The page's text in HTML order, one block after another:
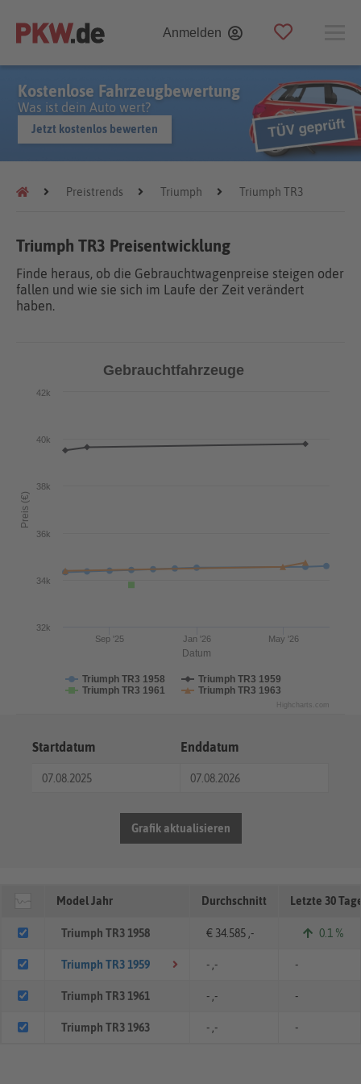
Anmelden
Kostenlose Fahrzeugbewertung
Was ist dein Auto wert?
Jetzt kostenlos bewerten
Preistrends Triumph Triumph TR3
Triumph TR3 Preisentwicklung
Finde heraus, ob die Gebrauchtwagenpreise steigen oder
fallen und wie sie sich im Laufe der Zeit verändert
haben.
Datum
Preis (€)
Gebrauchtfahrzeuge
Triumph TR3 1958
Triumph TR3 1959
Triumph TR3 1961
Triumph TR3 1963
Jan '26
Sep '25 May '26
34k
36k
38k
40k
42k
32k
Highcharts.com
Startdatum Enddatum
Grafik aktualisieren
Model Jahr Durchschnitt Letzte 30
Triumph TR3 1958 € 34.585 ,- 0.1 %
Triumph TR3 1959 - ,- -
Triumph TR3 1961 - ,- -
Triumph TR3 1963 - ,- -